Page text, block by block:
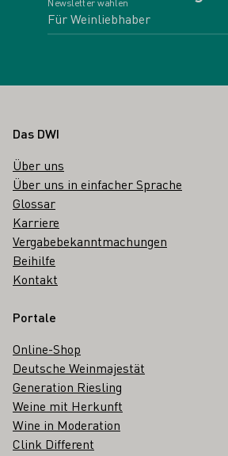
Fußbereich
Das DWI
Über uns
Über uns in einfacher Sprache
Glossar
Karriere
Vergabebekanntmachungen
Beihilfe
Kontakt
Portale
Online-Shop
Deutsche Weinmajestät
Generation Riesling
Weine mit Herkunft
Wine in Moderation
Clink Different